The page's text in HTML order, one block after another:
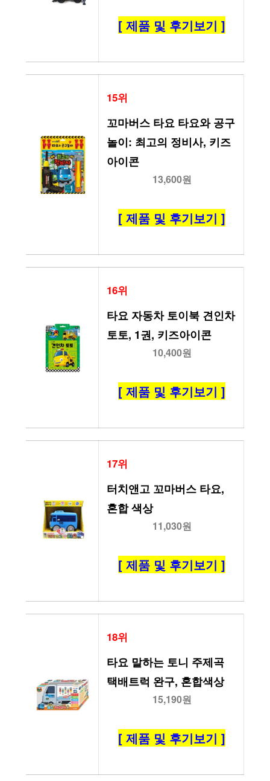
[ 제품 및 후기보기 ]
15위
꼬마버스 타요 타요와 공구
놀이: 최고의 정비사, 키즈
아이콘
13,600원
[ 제품 및 후기보기 ]
16위
타요 자동차 토이북 견인차
토토, 1권, 키즈아이콘
10,400원
[ 제품 및 후기보기 ]
17위
터치앤고 꼬마버스 타요,
혼합 색상
11,030원
[ 제품 및 후기보기 ]
18위
타요 말하는 토니 주제곡
택배트럭 완구, 혼합색상
15,190원
[ 제품 및 후기보기 ]